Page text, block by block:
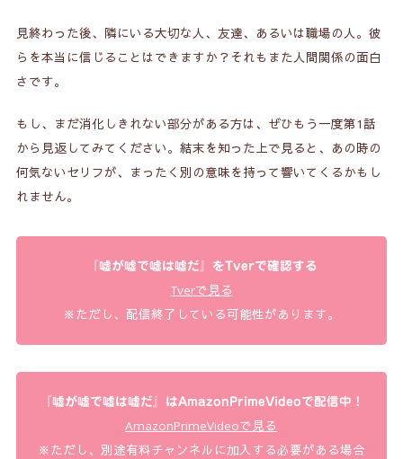
見終わった後、隣にいる大切な人、友達、あるいは職場の人。彼
らを本当に信じることはできますか？それもまた人間関係の面白
さです。
もし、まだ消化しきれない部分がある方は、ぜひもう一度第1話
から見返してみてください。結末を知った上で見ると、あの時の
何気ないセリフが、まったく別の意味を持って響いてくるかもし
れません。
『嘘が嘘で嘘は嘘だ』をTverで確認する
Tverで見る
※ただし、配信終了している可能性があります。
『嘘が嘘で嘘は嘘だ』はAmazonPrimeVideoで配信中！
AmazonPrimeVideoで見る
※ただし、別途有料チャンネルに加入する必要がある場合